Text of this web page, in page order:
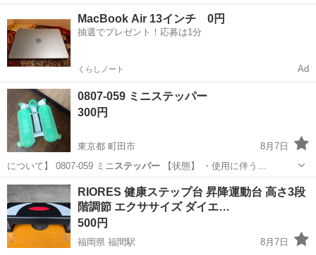
具 振動マシ…
ダイエットグッズ
MacBook Air 13インチ 0円
抽選でプレゼント！応募は1分
くらしノート Ad
0807-059 ミニステッパー
300円
東京都 町田市
8月7日
について】 0807-059 ミニ ステッパー 【状態】 ・使用に伴う…
東京 町田市 フィットネス、トレーニング
ミニステッパー
RIORES 健康ステップ台 昇降運動台 高さ3段
階調節 エクササイズ ダイエ…
500円
福岡県 福間駅
8月7日